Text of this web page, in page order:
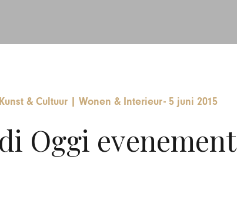
Kunst & Cultuur | Wonen & Interieur- 5 juni 2015
Oggi evenement